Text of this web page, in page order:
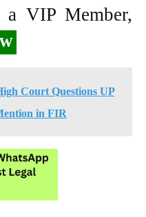
VIP Member,
Court Questions UP
in FIR